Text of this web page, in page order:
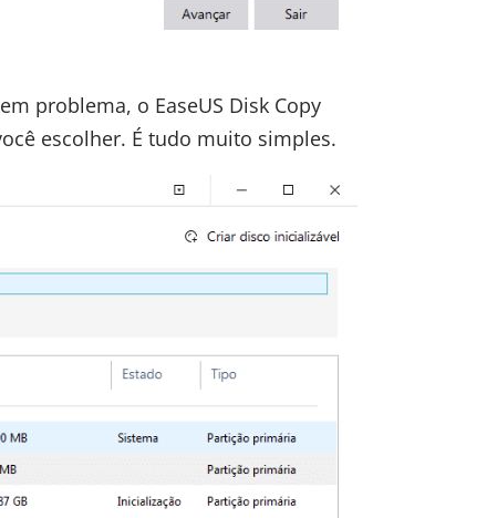
problema, o EaseUS Disk Copy
escolher. É tudo muito simples.